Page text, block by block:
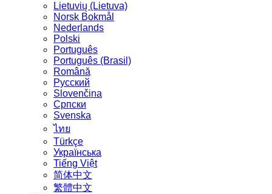
Lietuvių (Lietuva)
‪Norsk Bokmål‬
Nederlands
Polski
Português
Português (Brasil)
Română
Русский
Slovenčina
Српски
Svenska
ไทย
Türkçe
Українська
Tiếng Việt
简体中文
繁體中文